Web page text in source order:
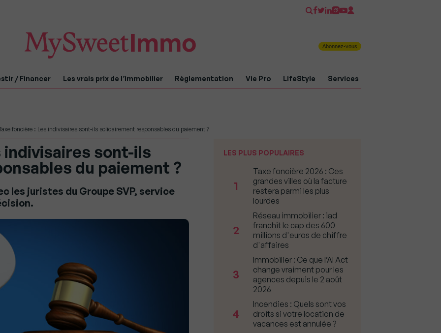
Abonnez-vous
/ Financer Les vrais prix de l’immobilier Règlementation Vie Pro LifeStyle Services
foncière : Les indivisaires sont-ils solidairement responsables du paiement ?
indivisaires sont-ils
du paiement ?
les juristes du Groupe SVP, service
LES PLUS POPULAIRES
1
Taxe foncière 2026 : Ces
grandes villes où la facture
restera parmi les plus
lourdes
2
Réseau immobilier : iad
franchit le cap des 600
millions d'euros de chiffre
d'affaires
3
Immobilier : Ce que l’AI Act
change vraiment pour les
agences depuis le 2 août
2026
4
Incendies : Quels sont vos
droits si votre location de
vacances est annulée ?